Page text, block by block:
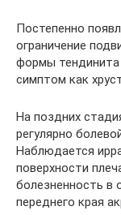
Постепенно
ограничение
формы тендинита
симптом как
На поздних
регулярно
Наблюдается
поверхности
болезненность в
переднего края